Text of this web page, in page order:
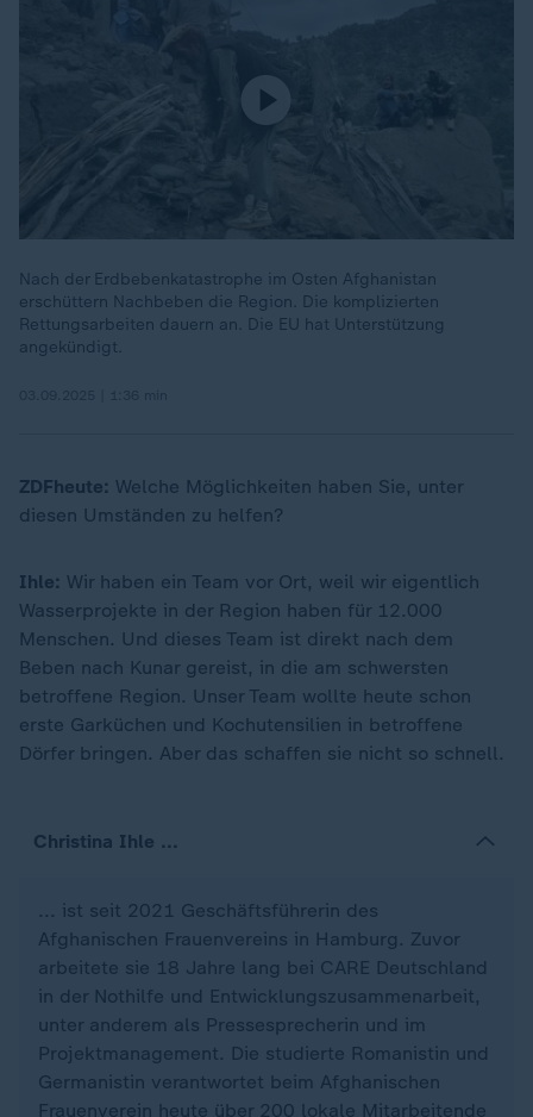
Nach der Erdbebenkatastrophe im Osten Afghanistan
erschüttern Nachbeben die Region. Die komplizierten
Rettungsarbeiten dauern an. Die EU hat Unterstützung
angekündigt.
ZDFheute: Welche Möglichkeiten haben Sie, unter
diesen Umständen zu helfen?
Ihle: Wir haben ein Team vor Ort, weil wir eigentlich
Wasserprojekte in der Region haben für 12.000
Menschen. Und dieses Team ist direkt nach dem
Beben nach Kunar gereist, in die am schwersten
betroffene Region. Unser Team wollte heute schon
erste Garküchen und Kochutensilien in betroffene
Dörfer bringen. Aber das schaffen sie nicht so schnell.
Christina Ihle ...
... ist seit 2021 Geschäftsführerin des
Afghanischen Frauenvereins in Hamburg. Zuvor
arbeitete sie 18 Jahre lang bei CARE Deutschland
in der Nothilfe und Entwicklungszusammenarbeit,
unter anderem als Pressesprecherin und im
Projektmanagement. Die studierte Romanistin und
Germanistin verantwortet beim Afghanischen
Frauenverein heute über 200 lokale Mitarbeitende